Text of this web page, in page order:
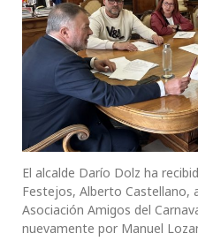
El alcalde Darío Dolz ha
Festejos, Alberto Castellano,
Asociación Amigos del
nuevamente por Manuel